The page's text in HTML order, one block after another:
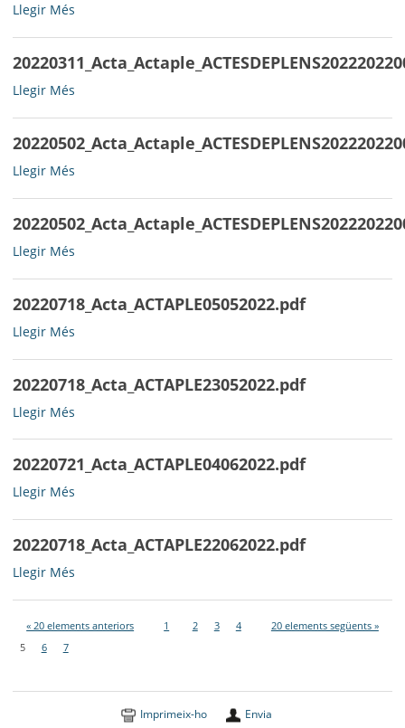
Llegir Més
Llegir Més
Llegir Més
Llegir Més
20220718_Acta_ACTAPLE05052022.pdf
20220718_Acta_ACTAPLE05052022.pdf
Llegir Més
20220718_Acta_ACTAPLE23052022.pdf
20220718_Acta_ACTAPLE23052022.pdf
Llegir Més
20220721_Acta_ACTAPLE04062022.pdf
20220721_Acta_ACTAPLE04062022.pdf
Llegir Més
20220718_Acta_ACTAPLE22062022.pdf
20220718_Acta_ACTAPLE22062022.pdf
Llegir Més
« 20 elements anteriors 20 elements següents »
1 2 3
4
5
6 7
Imprimeix-ho Envia